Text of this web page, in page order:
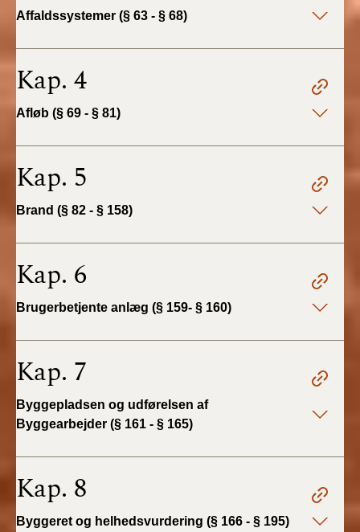
2022)
BR18 (1/1 - 30/6
BR18 (29/6 - 31/12
2021)
2021)
BR18 (1/7-31/12
BR18 (10/3-30/6
2020)
BR18 (4/7-31/12
2019)
BR18 (1/1-4/7 2019)
2018)
BR18 (1/1-30/6
Affaldssystemer (§ 63 - § 68)
Kap. 4
Afløb (§ 69 - § 81)
Kap. 5
Brand (§ 82 - § 158)
Kap. 6
Brugerbetjente anlæg (§ 159- § 160)
Kap. 7
Byggepladsen og udførelsen af
Byggearbejder (§ 161 - § 165)
Kap. 8
Byggeret og helhedsvurdering (§ 166 - § 195)